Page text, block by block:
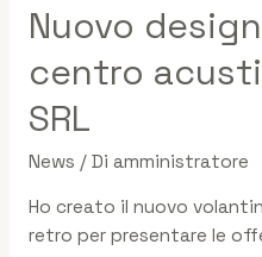
Nuovo
centro
SRL
News / Di amministratore
Ho creato il nuovo
retro per presentare le